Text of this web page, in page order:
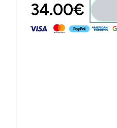
34.00€‎